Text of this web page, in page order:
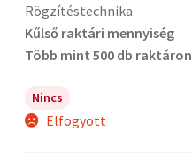
Rögzítéstechnika
Kűlső raktári mennyiség
Több mint 500 db raktáron
Nincs
Elfogyott